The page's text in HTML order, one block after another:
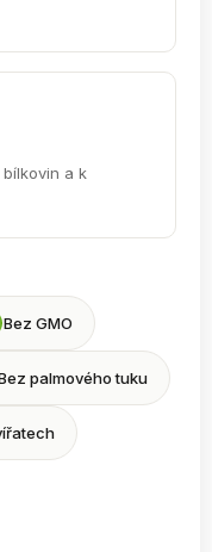
a k
Bez GMO
palmového tuku